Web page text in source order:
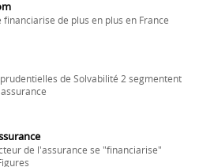
financiarise de plus en plus en France
de Solvabilité 2 segmentent
de l'assurance se "financiarise"